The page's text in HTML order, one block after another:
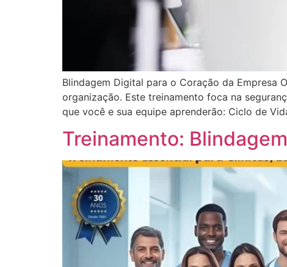
Blindagem Digital para o Coração da Empresa
organização. Este treinamento foca na
que você e sua equipe aprenderão: Ciclo de
Treinamento: